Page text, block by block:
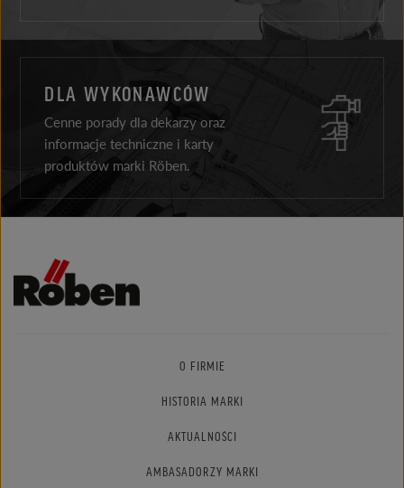
DLA WYKONAWCÓW
Cenne porady dla dekarzy oraz
informacje techniczne i karty
produktów marki Röben.
O FIRMIE
HISTORIA MARKI
AKTUALNOŚCI
AMBASADORZY MARKI